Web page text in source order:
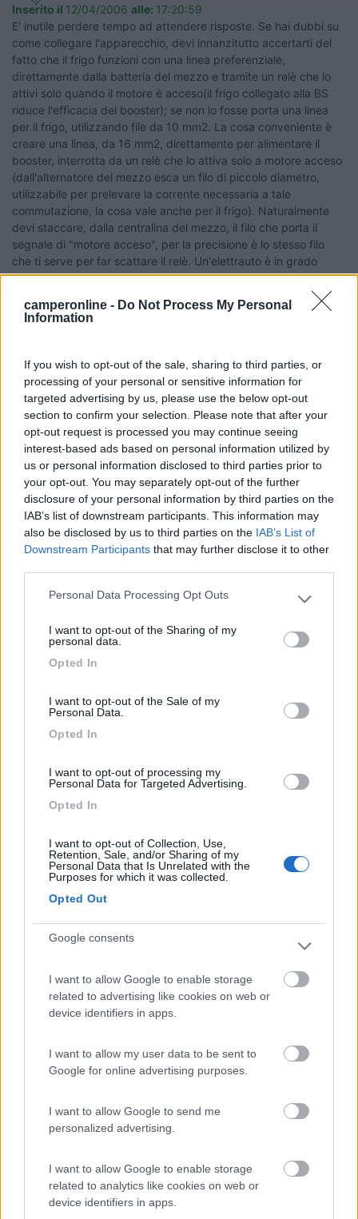
camperonline - Do Not Process My Personal
Information
If you wish to opt-out of the sale, sharing to third parties, or
processing of your personal or sensitive information for
targeted advertising by us, please use the below opt-out
section to confirm your selection. Please note that after your
opt-out request is processed you may continue seeing
interest-based ads based on personal information utilized by
us or personal information disclosed to third parties prior to
your opt-out. You may separately opt-out of the further
disclosure of your personal information by third parties on the
IAB’s list of downstream participants. This information may
also be disclosed by us to third parties on the IAB’s List of
Downstream Participants that may further disclose it to other
Please note that this website/app uses one or more Google
not limited to your visit or usage behaviour. You may click to
use your data for below specified purposes in below Google
Personal Data Processing Opt Outs
I want to opt-out of the Sharing of my
personal data.
Opted In
I want to opt-out of the Sale of my
Personal Data.
Opted In
I want to opt-out of processing my
Personal Data for Targeted Advertising.
Opted In
I want to opt-out of Collection, Use,
Retention, Sale, and/or Sharing of my
Personal Data that Is Unrelated with the
Purposes for which it was collected.
Opted Out
Google consents
I want to allow Google to enable storage
related to advertising like cookies on web or
device identifiers in apps.
I want to allow my user data to be sent to
Google for online advertising purposes.
I want to allow Google to send me
personalized advertising.
I want to allow Google to enable storage
related to analytics like cookies on web or
device identifiers in apps.
Inserito il 12/04/2006 alle: 17:20:59
E' inutile perdere tempo ad attendere risposte. Se hai dubbi su
come collegare l'apparecchio, devi innanzitutto accertarti del
fatto che il frigo funzioni con una linea preferenziale,
direttamente dalla batteria del mezzo e tramite un relè che lo
attivi solo quando il motore è acceso(il frigo collegato alla BS
riduce l'efficacia del booster); se non lo fosse porta una linea
per il frigo, utilizzando file da 10 mm2. La cosa conveniente è
creare una linea, da 16 mm2, direttamente per alimentare il
booster, interrotta da un relè che lo attiva solo a motore acceso
(dall'alternatore del mezzo esca un filo di piccolo diametro,
utilizzabile per prelevare la corrente necessaria a tale
commutazione, la cosa vale anche per il frigo). Naturalmente
devi staccare, dalla centralina del mezzo, il filo che porta il
segnale di "motore acceso", per la precisione è lo stesso filo
che ti serve per far scattare il relè. Un'elettrauto è in grado
tranquillamente di farti questo tipo di impianto, se gli dici che il
Booster va alimentato solo a motore acceso, che la centralina
del mezzo riceve un segnale dal motore acceso e che il frigo
maggiore aiuto, cura solo di montare il booster magnum il più
viciino possibile alla BS e di fare tutti i collegamenti con filo da
16 mm2.
maanibal I
-
Inserito il12/04/2006 alle: 17:41:54
Dimenticavo, se vuoi degli schemi di collegamento, li trovi a
questa pagina:
http://www.heliostechnology.com...
tuareg
Inserito il12/04/2006 alle:21:39:46
x maanibal I Grazie per la tua risposta, ma il fatto è che non lo
sto montando io ma la concessionaria ed ha difficolta nel
farlo.Invierò alla stessa le istruzioni che mi hai dato e speriamo
bene.Però la Helios nelle istruzioni allegate all'apparecchio ha
-
Inserito il 13/04/2006 alle:
08:51:49
A dire il vero, visto che ho appena acquistato il booster
magnum e probabilmente lo installerò oggi, insieme al
che chi dovrebbe conoscere a menadito l'impianto dei camper,
abbia difficoltà a montarlo. Personalmente ho trovato lo
schema, anche se non perfetto, chiaro dal punto di vista del
sistema di montaggio. Maggiori difficoltà le ho trovate sul
trovato ben 19 pagine di note esplicative ed interpolando le
istruzioni dei due apparecchi ho trovato anche il sistema di
maanibal I